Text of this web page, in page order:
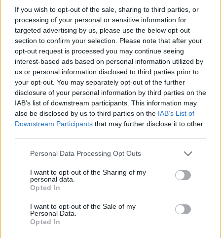
If you wish to opt-out of the sale, sharing to third parties, or
processing of your personal or sensitive information for
targeted advertising by us, please use the below opt-out
section to confirm your selection. Please note that after your
opt-out request is processed you may continue seeing
interest-based ads based on personal information utilized by
us or personal information disclosed to third parties prior to
your opt-out. You may separately opt-out of the further
disclosure of your personal information by third parties on the
IAB’s list of downstream participants. This information may
also be disclosed by us to third parties on the IAB’s List of
Downstream Participants that may further disclose it to other
Please note that this website/app uses one or more Google
not limited to your visit or usage behaviour. You may click to
grant or deny consent to Google and its third-party tags to
use your data for below specified purposes in below Google
consent section.
Personal Data Processing Opt Outs
I want to opt-out of the Sharing of my
personal data.
Opted In
I want to opt-out of the Sale of my
Personal Data.
Opted In
της
αυτοκινητοβιομηχανία
Νέο Audi A2 e-tron με στόχο την κορυφή της
αποδοτικότητας
Ευρωπαϊκό Παίδων: Λύγισε
στην παράταση η Ελλάδα,
96-86 από την Ισπανία (pics)
Γιαννακόπουλος: «Όταν σου
καταστρέφεις» (vid)